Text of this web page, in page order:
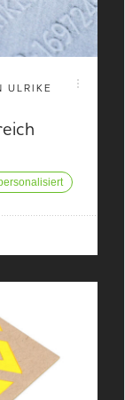
ULRIKE